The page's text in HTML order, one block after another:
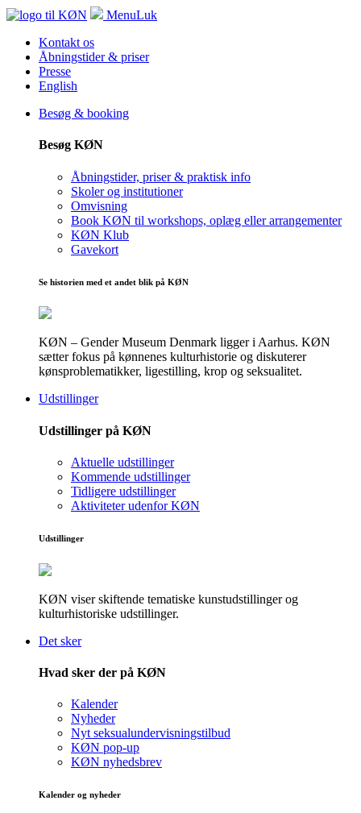
MenuLuk
Kontakt os
Åbningstider & priser
Presse
English
Besøg & booking
Besøg KØN
Åbningstider, priser & praktisk info
Skoler og institutioner
Omvisning
Book KØN til workshops, oplæg eller arrangementer
KØN Klub
Gavekort
Se historien med et andet blik på KØN
KØN – Gender Museum Denmark ligger i Aarhus. KØN
sætter fokus på kønnenes kulturhistorie og diskuterer
kønsproblematikker, ligestilling, krop og seksualitet.
Udstillinger
Udstillinger på KØN
Aktuelle udstillinger
Kommende udstillinger
Tidligere udstillinger
Aktiviteter udenfor KØN
Udstillinger
KØN viser skiftende tematiske kunstudstillinger og
kulturhistoriske udstillinger.
Det sker
Hvad sker der på KØN
Kalender
Nyheder
Nyt seksualundervisningstilbud
KØN pop-up
KØN nyhedsbrev
Kalender og nyheder